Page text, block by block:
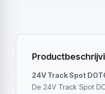
24V Track Spot
De 24V Track Spot